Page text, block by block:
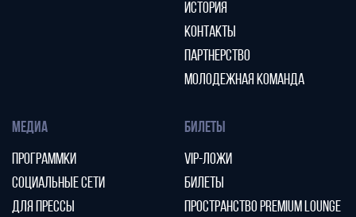
ИСТОРИЯ
КОНТАКТЫ
ПАРТНЕРСТВО
МОЛОДЕЖНАЯ КОМАНДА
МЕДИА
ПРОГРАММКИ
СОЦИАЛЬНЫЕ СЕТИ
ДЛЯ ПРЕССЫ
БИЛЕТЫ
VIP-ЛОЖИ
БИЛЕТЫ
ПРОСТРАНСТВО PREMIUM LOUNGE